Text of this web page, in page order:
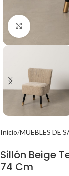
Click to
Inicio MUEBLES DE
Sillón Beige
74 Cm